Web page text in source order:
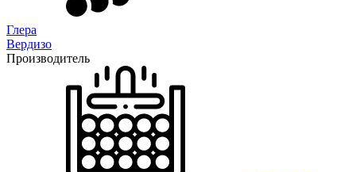
Глера
Вердизо
Производитель